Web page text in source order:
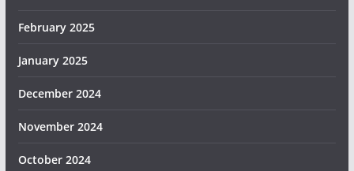
February 2025
January 2025
December 2024
November 2024
October 2024